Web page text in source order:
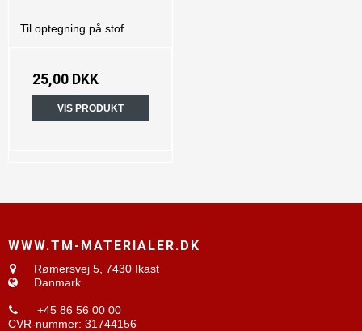
Til optegning på stof
25,00 DKK
VIS PRODUKT
WWW.TM-MATERIALER.DK
Rømersvej 5, 7430 Ikast
Danmark
+45 86 56 00 00
CVR-nummer: 31744156